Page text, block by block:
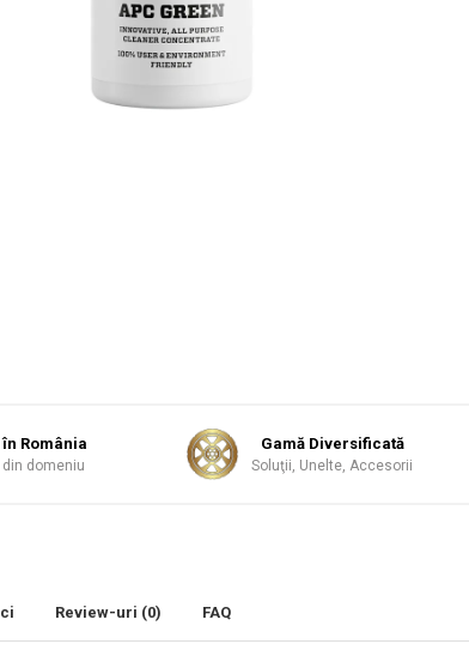
România
domeniu
Gamă Diversificată
Soluţii, Unelte, Accesorii
Review-uri (0) FAQ